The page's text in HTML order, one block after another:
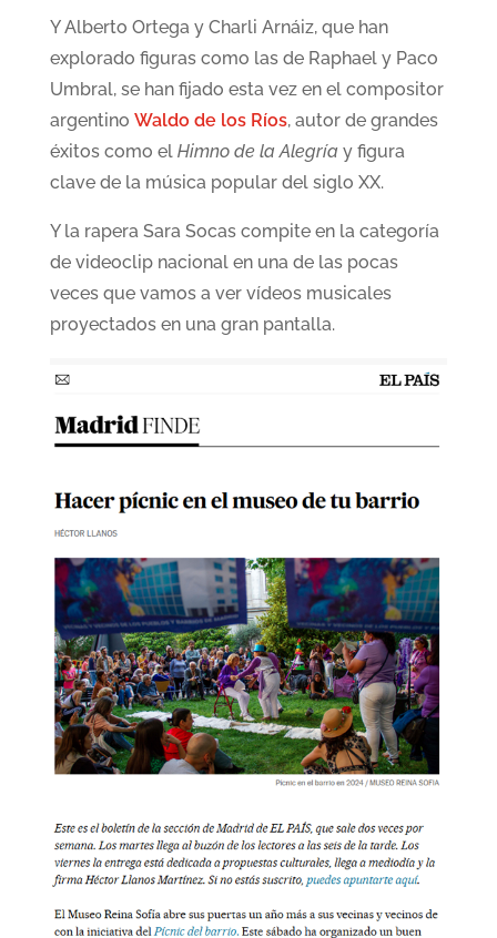
‌Y Alberto Ortega y Charli Arnáiz, que han
explorado figuras como las de Raphael y Paco
Umbral, se han fijado esta vez en el compositor
argentino Waldo de los Ríos, autor de grandes
éxitos como el Himno de la Alegría y figura
clave de la música popular del siglo XX.
‌Y la rapera Sara Socas compite en la categoría
de videoclip nacional en una de las pocas
veces que vamos a ver vídeos musicales
proyectados en una gran pantalla.